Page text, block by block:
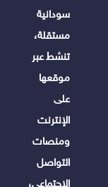
سودانية
مستقلة،
تنشط عبر
موقعها
على
الإنترنت
ومنصات
التواصل
الاجتماعي،